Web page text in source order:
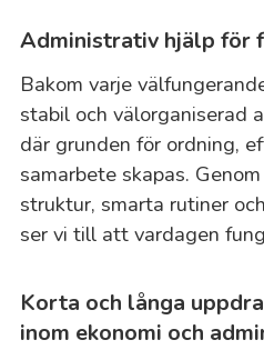
Administrativ hjälp för
Bakom varje
stabil och välorganiserad
där grunden för ordning,
samarbete skapas.
struktur, smarta rutiner
ser vi till att vardagen
Korta och långa
inom ekonomi och